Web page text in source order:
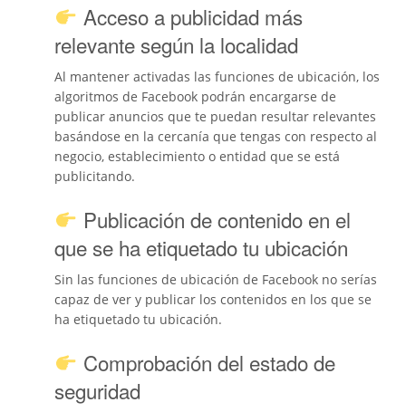
Acceso a publicidad más
relevante según la localidad
Al mantener activadas las funciones de ubicación, los
algoritmos de Facebook podrán encargarse de
publicar anuncios que te puedan resultar relevantes
basándose en la cercanía que tengas con respecto al
negocio, establecimiento o entidad que se está
publicitando.
Publicación de contenido en el
que se ha etiquetado tu ubicación
Sin las funciones de ubicación de Facebook no serías
capaz de ver y publicar los contenidos en los que se
ha etiquetado tu ubicación.
Comprobación del estado de
seguridad